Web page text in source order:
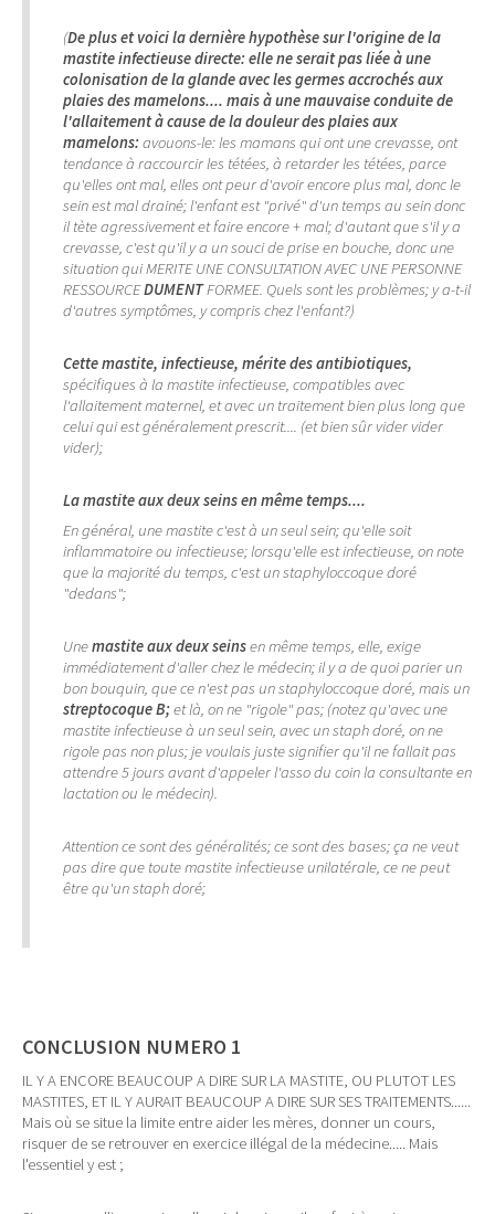
(De plus et voici la dernière hypothèse sur l'origine de la
mastite infectieuse directe: elle ne serait pas liée à une
colonisation de la glande avec les germes accrochés aux
plaies des mamelons.... mais à une mauvaise conduite de
l'allaitement à cause de la douleur des plaies aux
mamelons:avouons-le: les mamans qui ont une crevasse, ont
tendance à raccourcir les tétées, à retarder les tétées, parce
qu'elles ont mal, elles ont peur d'avoir encore plus mal, donc le
sein est mal drainé; l'enfant est "privé" d'un temps au sein donc
il tète agressivement et faire encore + mal; d'autant que s'il y a
crevasse, c'est qu'il y a un souci de prise en bouche, donc une
situation qui MERITE UNE CONSULTATION AVEC UNE PERSONNE
RESSOURCEDUMENTFORMEE. Quels sont les problèmes; y a-t-il
d'autres symptômes, y compris chez l'enfant?)
Cette mastite, infectieuse, mérite des antibiotiques,
spécifiques à la mastite infectieuse, compatibles avec
l'allaitement maternel, et avec un traitement bien plus long que
celui qui est généralement prescrit.... (et bien sûr vider vider
vider);
La mastite aux deux seins en même temps....
En général, une mastite c'est à un seul sein; qu'elle soit
inflammatoire ou infectieuse; lorsqu'elle est infectieuse, on note
que la majorité du temps, c'est un staphyloccoque doré
"dedans";
Unemastite aux deux seinsen même temps, elle, exige
immédiatement d'aller chez le médecin; il y a de quoi parier un
bon bouquin, que ce n'est pas un staphyloccoque doré, mais un
streptocoque B;et là, on ne "rigole" pas; (notez qu'avec une
mastite infectieuse à un seul sein, avec un staph doré, on ne
rigole pas non plus; je voulais juste signifier qu'il ne fallait pas
attendre 5 jours avant d'appeler l'asso du coin la consultante en
lactation ou le médecin).
Attention ce sont des généralités; ce sont des bases; ça ne veut
pas dire que toute mastite infectieuse unilatérale, ce ne peut
être qu'un staph doré;
CONCLUSION NUMERO 1
IL Y A ENCORE BEAUCOUP A DIRE SUR LA MASTITE, OU PLUTOT LES
MASTITES, ET IL Y AURAIT BEAUCOUP A DIRE SUR SES TRAITEMENTS......
Mais où se situe la limite entre aider les mères, donner un cours,
risquer de se retrouver en exercice illégal de la médecine..... Mais
l'essentiel y est ;